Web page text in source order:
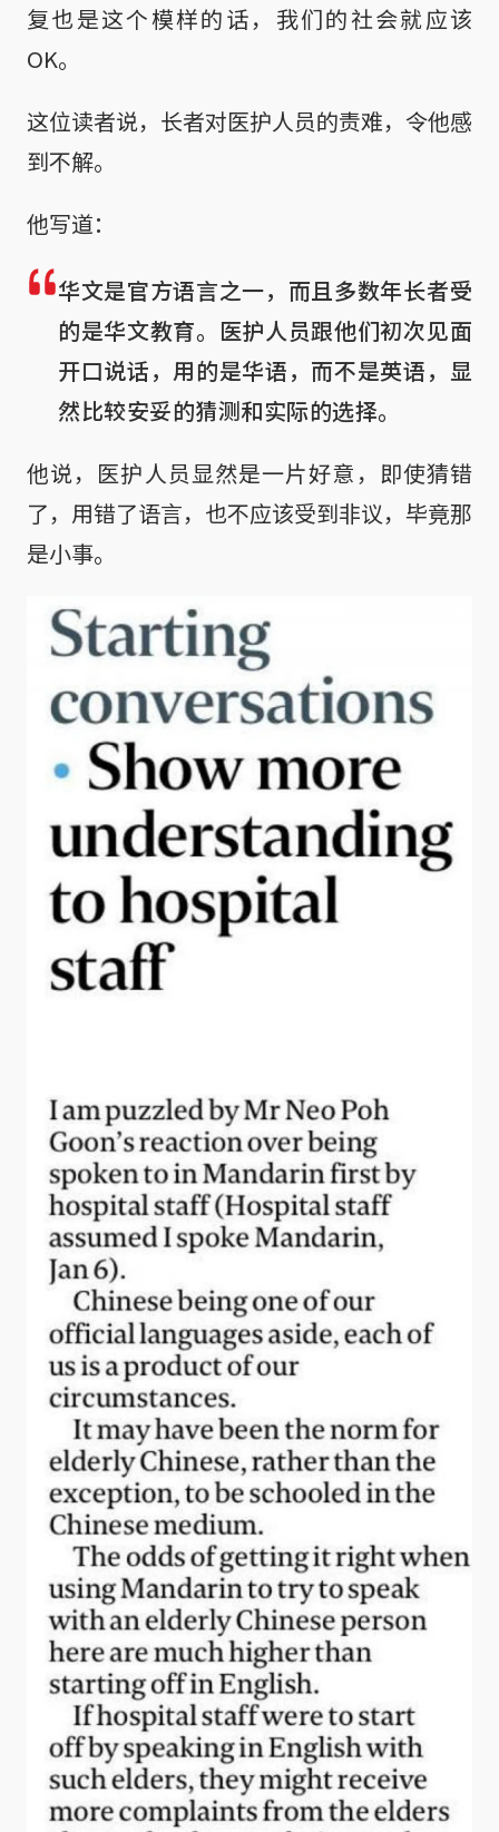
复也是这个模样的话，我们的社会就应该
OK。
这位读者说，长者对医护人员的责难，令他感
到不解。
他写道：
华文是官方语言之一，而且多数年长者受
的是华文教育。医护人员跟他们初次见面
开口说话，用的是华语，而不是英语，显
然比较安妥的猜测和实际的选择。
他说，医护人员显然是一片好意，即使猜错
了，用错了语言，也不应该受到非议，毕竟那
是小事。